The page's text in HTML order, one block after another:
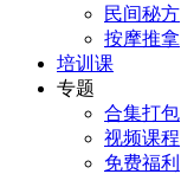
民间秘方
按摩推拿
培训课
专题
合集打包
视频课程
免费福利